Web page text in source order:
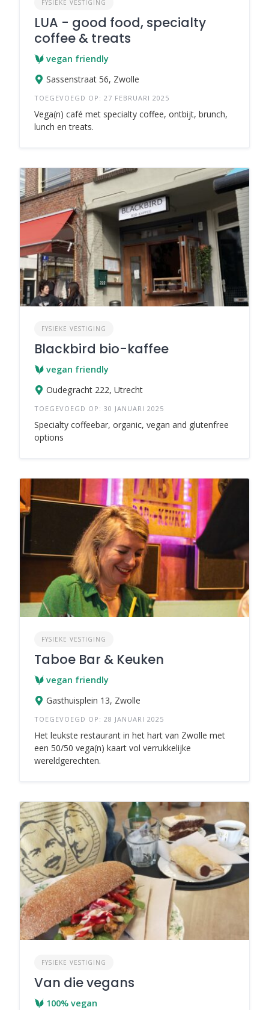
FYSIEKE VESTIGING
LUA - good food, specialty
coffee & treats
vegan friendly
Sassenstraat 56, Zwolle
TOEGEVOEGD OP: 27 FEBRUARI 2025
Vega(n) café met specialty coffee, ontbijt, brunch,
lunch en treats.
FYSIEKE VESTIGING
Blackbird bio-kaffee
vegan friendly
Oudegracht 222, Utrecht
TOEGEVOEGD OP: 30 JANUARI 2025
Specialty coffeebar, organic, vegan and glutenfree
options
FYSIEKE VESTIGING
Taboe Bar & Keuken
vegan friendly
Gasthuisplein 13, Zwolle
TOEGEVOEGD OP: 28 JANUARI 2025
Het leukste restaurant in het hart van Zwolle met
een 50/50 vega(n) kaart vol verrukkelijke
wereldgerechten.
FYSIEKE VESTIGING
Van die vegans
100% vegan